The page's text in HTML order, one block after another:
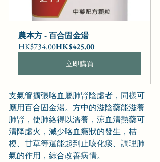
農本方 - 百合固金湯
HK$734.00HK$425.00
立即購買
支氣管擴張咯血屬肺腎陰虛者，同樣可
應用百合固金湯。方中的滋陰藥能滋養
肺腎，使肺絡得以濡養，涼血清熱藥可
清降虛火，減少咯血癥狀的發生，桔
梗、甘草等還能起到止咳化痰、調理肺
氣的作用，綜合改善病情。